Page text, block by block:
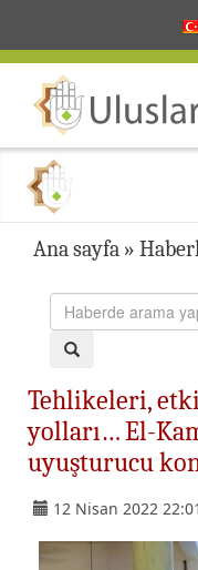
Ana sayfa »
Tehlikeleri,
yolları… El-
uyuşturucu
12 Nisan 2022 22:01